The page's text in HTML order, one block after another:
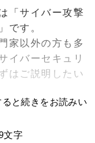
「サイバー攻撃
す。
家以外の方も多
イバーセキュリ
はご説明したい
と続きをお読みい
文字